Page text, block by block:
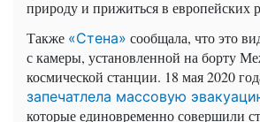
природу и прижиться в европейских
Также «Стена» сообщала, что это
с камеры, установленной на борту
космической станции. 18 мая 2020
запечатлела массовую
которые единовременно совершили